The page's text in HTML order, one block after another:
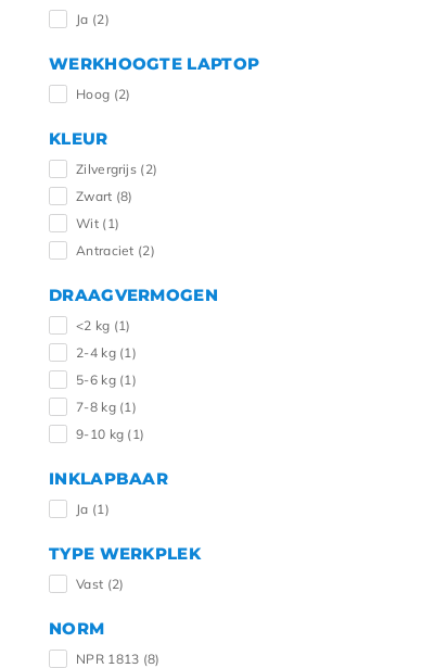
Ja (2)
WERKHOOGTE LAPTOP
Hoog (2)
KLEUR
Zilvergrijs (2)
Zwart (8)
Wit (1)
Antraciet (2)
DRAAGVERMOGEN
<2 kg (1)
2-4 kg (1)
5-6 kg (1)
7-8 kg (1)
9-10 kg (1)
INKLAPBAAR
Ja (1)
TYPE WERKPLEK
Vast (2)
NORM
NPR 1813 (8)